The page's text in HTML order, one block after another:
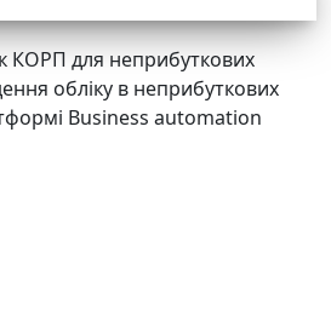
КОРП для неприбуткових
обліку в неприбуткових
Business automation